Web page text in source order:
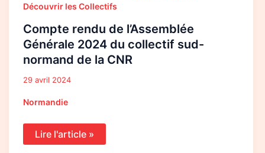
Découvrir les Collectifs
Compte rendu de l’Assemblée
Générale 2024 du collectif sud-
normand de la CNR
29 avril 2024
Normandie
Lire l'article »